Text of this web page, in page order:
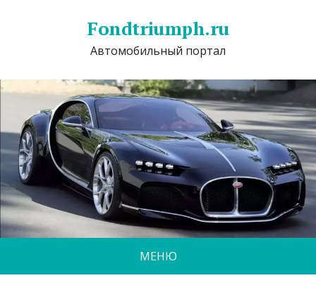
Fondtriumph.ru
Автомобильный портал
МЕНЮ